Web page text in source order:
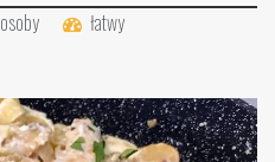
osoby łatwy